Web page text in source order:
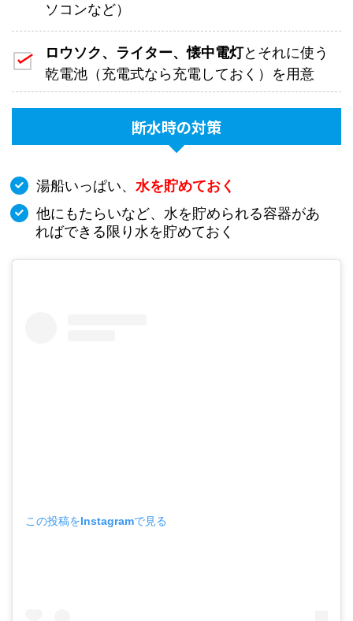
ソコンなど）
ロウソク、ライター、懐中電灯とそれに使う
乾電池（充電式なら充電しておく）を用意
断水時の対策
湯船いっぱい、 水を貯めておく
他にもたらいなど、水を貯められる容器があ
ればできる限り水を貯めておく
この投稿をInstagramで見る